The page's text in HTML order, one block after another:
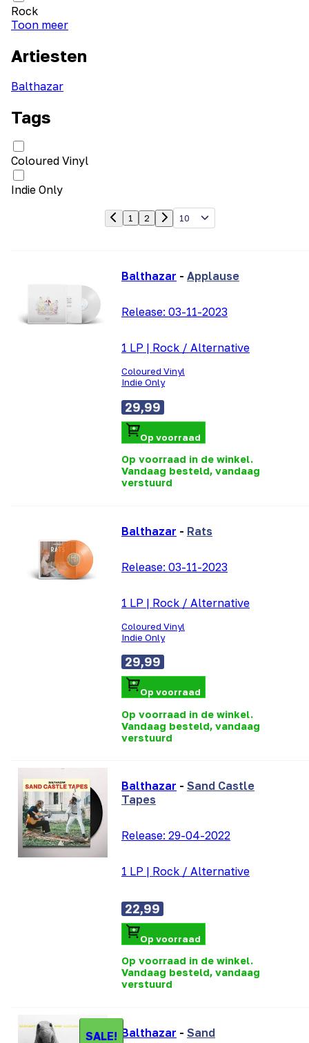
Rock
Toon meer
Artiesten
Balthazar
Tags
Coloured Vinyl
Indie Only
1 2 10
Balthazar - Applause
Release: 03-11-2023
1 LP | Rock / Alternative
Coloured Vinyl
Indie Only
29,99
Op voorraad
Op voorraad in de winkel.
Vandaag besteld, vandaag
verstuurd
Balthazar - Rats
Release: 03-11-2023
1 LP | Rock / Alternative
Coloured Vinyl
Indie Only
29,99
Op voorraad
Op voorraad in de winkel.
Vandaag besteld, vandaag
verstuurd
Balthazar - Sand Castle
Tapes
Release: 29-04-2022
1 LP | Rock / Alternative
22,99
Op voorraad
Op voorraad in de winkel.
Vandaag besteld, vandaag
verstuurd
SALE! Balthazar - Sand